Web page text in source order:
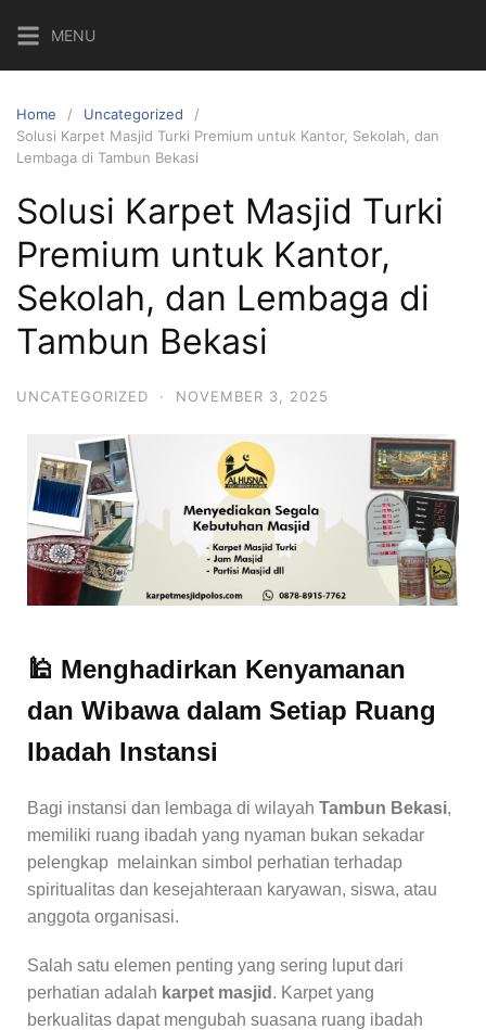
MENU
Home
Uncategorized
Solusi Karpet Masjid Turki Premium untuk Kantor, Sekolah, dan
Lembaga di Tambun Bekasi
Solusi Karpet Masjid Turki
Premium untuk Kantor,
Sekolah, dan Lembaga di
Tambun Bekasi
UNCATEGORIZED · NOVEMBER 3, 2025
🕌 Menghadirkan Kenyamanan
dan Wibawa dalam Setiap Ruang
Ibadah Instansi
Bagi instansi dan lembaga di wilayah Tambun Bekasi,
memiliki ruang ibadah yang nyaman bukan sekadar
pelengkap melainkan simbol perhatian terhadap
spiritualitas dan kesejahteraan karyawan, siswa, atau
anggota organisasi.
Salah satu elemen penting yang sering luput dari
perhatian adalah karpet masjid . Karpet yang
berkualitas dapat mengubah suasana ruang ibadah